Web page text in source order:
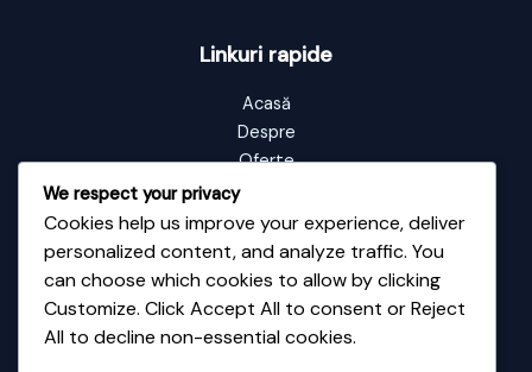
Linkuri rapide
Acasă
Despre
Oferte
Portofoliu
Blog
Contact
Informații de contact
We respect your privacy
Cookies help us improve your experience, deliver
personalized content, and analyze traffic. You
can choose which cookies to allow by clicking
Customize. Click Accept All to consent or Reject
All to decline non-essential cookies.